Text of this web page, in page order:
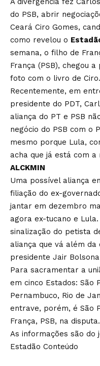
do PSB, abrir
Ceará Ciro Gomes,
como revelou o
semana, o filho de
França (PSB), chegou
foto com o livro de Ciro.
Recentemente, em
presidente do PDT,
aliança do PT e PSB
negócio do PSB com o
mesmo porque Lula,
acha que já está com a
ALCKMIN
Uma possível aliança
filiação do ex-
jantar em dezembro
agora ex-tucano e
sinalização do petista
aliança que vá além
presidente Jair
Para sacramentar a
em cinco Estados: São
Pernambuco, Rio de
entrave, porém, é São
França, PSB, na disputa.
As informações são do
Estadão Conteúdo